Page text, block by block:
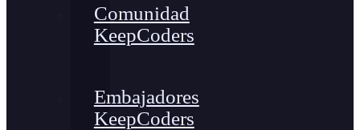
Comunidad
KeepCoders
Embajadores
KeepCoders